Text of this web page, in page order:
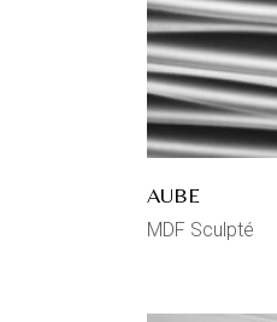
AUBE
MDF Sculpté